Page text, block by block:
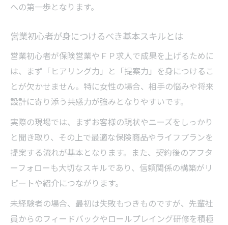
への第一歩となります。
営業初心者が身につけるべき基本スキルとは
営業初心者が保険営業やＦＰ求人で成果を上げるために
は、まず「ヒアリング力」と「提案力」を身につけるこ
とが欠かせません。特に女性の場合、相手の悩みや将来
設計に寄り添う共感力が強みとなりやすいです。
実際の現場では、まずお客様の現状やニーズをしっかり
と聞き取り、その上で最適な保険商品やライフプランを
提案する流れが基本となります。また、契約後のアフタ
ーフォローも大切なスキルであり、信頼関係の構築がリ
ピートや紹介につながります。
未経験者の場合、最初は失敗もつきものですが、先輩社
員からのフィードバックやロールプレイング研修を積極